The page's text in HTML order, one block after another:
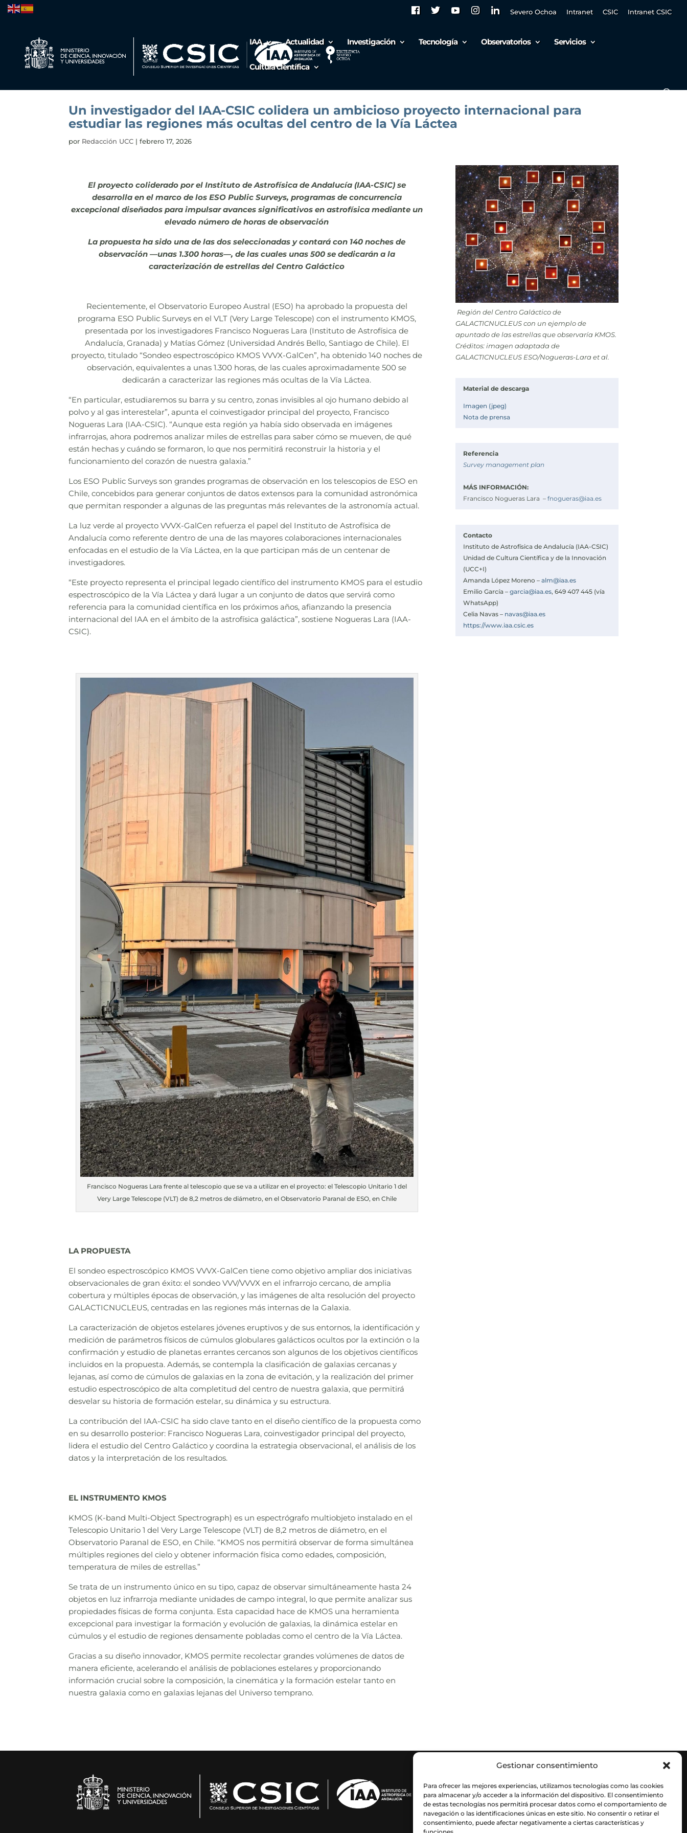
Gestionar consentimiento
Para ofrecer las mejores experiencias, utilizamos tecnologías como las cookies
para almacenar y/o acceder a la información del dispositivo. El consentimiento
de estas tecnologías nos permitirá procesar datos como el comportamiento de
navegación o las identificaciones únicas en este sitio. No consentir o retirar el
consentimiento, puede afectar negativamente a ciertas características y
Severo Ochoa Intranet CSIC Intranet CSIC
IAA Actualidad Investigación Tecnología Observatorios Servicios
Cultura científica
Un investigador del IAA-CSIC colidera un ambicioso proyecto internacional para
estudiar las regiones más ocultas del centro de la Vía Láctea
por Redacción UCC |febrero 17, 2026
El proyecto coliderado por el Instituto de Astrofísica de Andalucía (IAA-CSIC) se
desarrolla en el marco de los ESO Public Surveys, programas de concurrencia
excepcional diseñados para impulsar avances significativos en astrofísica mediante un
elevado número de horas de observación
La propuesta ha sido una de las dos seleccionadas y contará con 140 noches de
observación —unas 1.300 horas—, de las cuales unas 500 se dedicarán a la
caracterización de estrellas del Centro Galáctico
Recientemente, el Observatorio Europeo Austral (ESO) ha aprobado la propuesta del
programa ESO Public Surveys en el VLT (Very Large Telescope) con el instrumento KMOS,
presentada por los investigadores Francisco Nogueras Lara (Instituto de Astrofísica de
Andalucía, Granada) y Matías Gómez (Universidad Andrés Bello, Santiago de Chile). El
proyecto, titulado “Sondeo espectroscópico KMOS VVVX-GalCen”, ha obtenido 140 noches de
observación, equivalentes a unas 1.300 horas, de las cuales aproximadamente 500 se
dedicarán a caracterizar las regiones más ocultas de la Vía Láctea.
“En particular, estudiaremos su barra y su centro, zonas invisibles al ojo humano debido al
polvo y al gas interestelar”, apunta el coinvestigador principal del proyecto, Francisco
Nogueras Lara (IAA-CSIC). “Aunque esta región ya había sido observada en imágenes
infrarrojas, ahora podremos analizar miles de estrellas para saber cómo se mueven, de qué
están hechas y cuándo se formaron, lo que nos permitirá reconstruir la historia y el
funcionamiento del corazón de nuestra galaxia.”
Los ESO Public Surveys son grandes programas de observación en los telescopios de ESO en
Chile, concebidos para generar conjuntos de datos extensos para la comunidad astronómica
que permitan responder a algunas de las preguntas más relevantes de la astronomía actual.
La luz verde al proyecto VVVX-GalCen refuerza el papel del Instituto de Astrofísica de
Andalucía como referente dentro de una de las mayores colaboraciones internacionales
enfocadas en el estudio de la Vía Láctea, en la que participan más de un centenar de
investigadores.
“Este proyecto representa el principal legado científico del instrumento KMOS para el estudio
espectroscópico de la Vía Láctea y dará lugar a un conjunto de datos que servirá como
referencia para la comunidad científica en los próximos años, afianzando la presencia
internacional del IAA en el ámbito de la astrofísica galáctica”, sostiene Nogueras Lara (IAA-
CSIC).
Francisco Nogueras Lara frente al telescopio que se va a utilizar en el proyecto: el Telescopio Unitario 1 del
Very Large Telescope (VLT) de 8,2 metros de diámetro, en el Observatorio Paranal de ESO, en Chile
LA PROPUESTA
El sondeo espectroscópico KMOS VVVX-GalCen tiene como objetivo ampliar dos iniciativas
observacionales de gran éxito: el sondeo VVV/VVVX en el infrarrojo cercano, de amplia
cobertura y múltiples épocas de observación, y las imágenes de alta resolución del proyecto
GALACTICNUCLEUS, centradas en las regiones más internas de la Galaxia.
La caracterización de objetos estelares jóvenes eruptivos y de sus entornos, la identificación y
medición de parámetros físicos de cúmulos globulares galácticos ocultos por la extinción o la
confirmación y estudio de planetas errantes cercanos son algunos de los objetivos científicos
incluidos en la propuesta. Además, se contempla la clasificación de galaxias cercanas y
lejanas, así como de cúmulos de galaxias en la zona de evitación, y la realización del primer
estudio espectroscópico de alta completitud del centro de nuestra galaxia, que permitirá
desvelar su historia de formación estelar, su dinámica y su estructura.
La contribución del IAA-CSIC ha sido clave tanto en el diseño científico de la propuesta como
en su desarrollo posterior: Francisco Nogueras Lara, coinvestigador principal del proyecto,
lidera el estudio del Centro Galáctico y coordina la estrategia observacional, el análisis de los
datos y la interpretación de los resultados.
EL INSTRUMENTO KMOS
KMOS (K-band Multi-Object Spectrograph) es un espectrógrafo multiobjeto instalado en el
Telescopio Unitario 1 del Very Large Telescope (VLT) de 8,2 metros de diámetro, en el
Observatorio Paranal de ESO, en Chile. “KMOS nos permitirá observar de forma simultánea
múltiples regiones del cielo y obtener información física como edades, composición,
temperatura de miles de estrellas.”
Se trata de un instrumento único en su tipo, capaz de observar simultáneamente hasta 24
objetos en luz infrarroja mediante unidades de campo integral, lo que permite analizar sus
propiedades físicas de forma conjunta. Esta capacidad hace de KMOS una herramienta
excepcional para investigar la formación y evolución de galaxias, la dinámica estelar en
cúmulos y el estudio de regiones densamente pobladas como el centro de la Vía Láctea.
Gracias a su diseño innovador, KMOS permite recolectar grandes volúmenes de datos de
manera eficiente, acelerando el análisis de poblaciones estelares y proporcionando
información crucial sobre la composición, la cinemática y la formación estelar tanto en
nuestra galaxia como en galaxias lejanas del Universo temprano.
Región del Centro Galáctico de
GALACTICNUCLEUS con un ejemplo de
apuntado de las estrellas que observaría KMOS.
Créditos: imagen adaptada de
GALACTICNUCLEUSESO/Nogueras-Lara et al.
Material de descarga
Imagen (jpeg)
Nota de prensa
Referencia
Survey management plan
MÁS INFORMACIÓN:
Francisco Nogueras Lara – fnogueras@iaa.es
Contacto
Instituto de Astrofísica de Andalucía (IAA-CSIC)
Unidad de Cultura Científica y de la Innovación
(UCC+I)
Amanda López Moreno – alm@iaa.es
Emilio García – garcia@iaa.es, 649 407 445 (vía
WhatsApp)
Celia Navas – navas@iaa.es
https://www.iaa.csic.es